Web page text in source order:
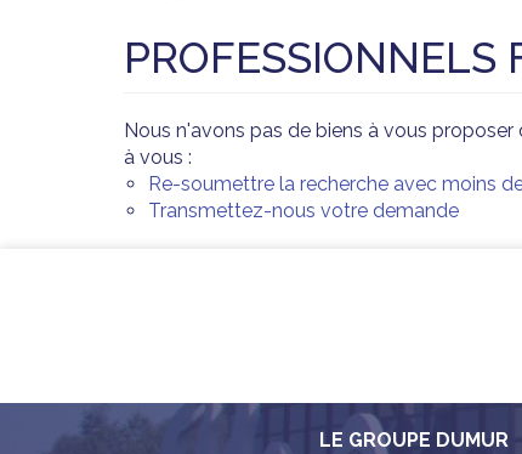
PROFESSIONNELS
Nous n'avons pas de biens à vous
à vous :
Re-soumettre la recherche avec moins
Transmettez-nous votre demande
LE GROUPE DUMUR